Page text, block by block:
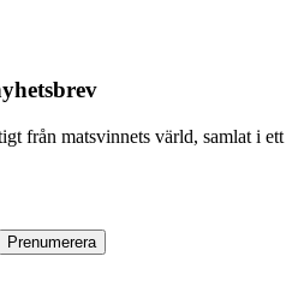
från matsvinnets värld, samlat i ett